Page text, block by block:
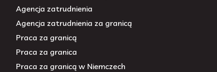
Agencja zatrudnienia
Agencja zatrudnienia za granicą
Praca za granicą
Praca za granica
Praca za granicą w Niemczech